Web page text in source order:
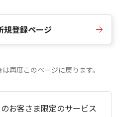
規登録ページ
再度このページに戻ります。
お客さま限定のサービス